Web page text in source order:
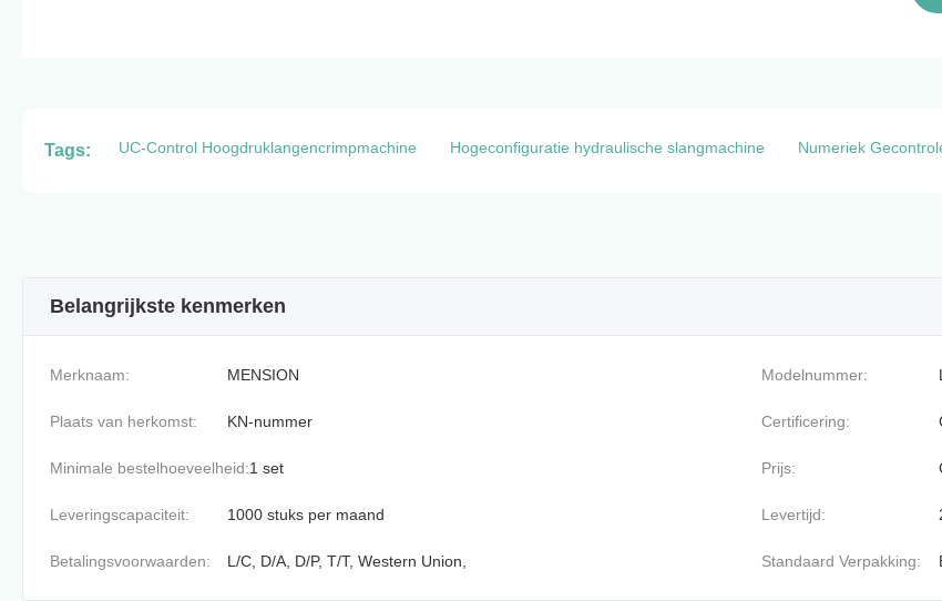
Tags: UC-Control Hoogdruklangencrimpmachine Hogeconfiguratie hydraulische slangmachine Numeriek
Belangrijkste kenmerken
Merknaam: MENSION Modelnummer:
Plaats van herkomst: KN-nummer Certificering:
Minimale bestelhoeveelheid:1 set Prijs:
Leveringscapaciteit: 1000 stuks per maand Levertijd:
Betalingsvoorwaarden: L/C, D/A, D/P, T/T, Western Union, Standaard Verpakking: